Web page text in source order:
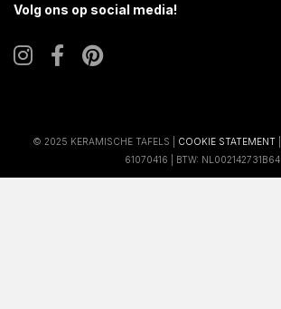
Volg ons op social media!
© 2025 KERAMISCHE TAFELS | COOKIE STATEMENT
61070416 | BTW: NL002142731B64